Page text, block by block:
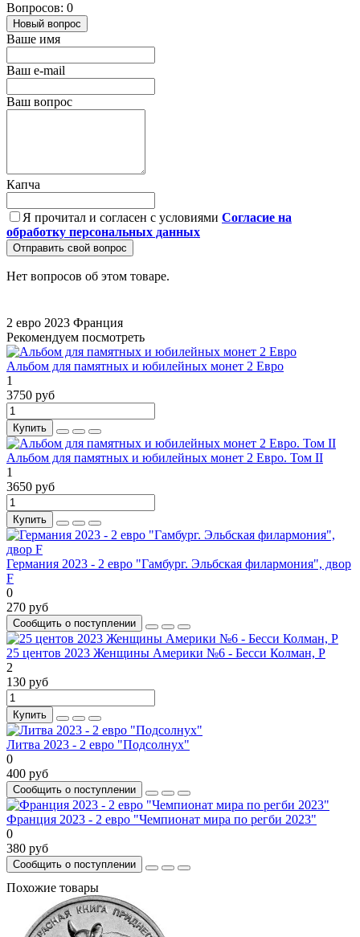
Вопросов: 0
Новый вопрос
Ваше имя
Ваш e-mail
Ваш вопрос
Капча
Я прочитал и согласен с условиями Согласие на
обработку персональных данных
Отправить свой вопрос
Нет вопросов об этом товаре.
2 евро 2023 Франция
Рекомендуем посмотреть
Альбом для памятных и юбилейных монет 2 Евро
1
3750 руб
Купить
Альбом для памятных и юбилейных монет 2 Евро. Том II
1
3650 руб
Купить
Германия 2023 - 2 евро "Гамбург. Эльбская филармония", двор
F
0
270 руб
Сообщить о поступлении
25 центов 2023 Женщины Америки №6 - Бесси Колман, P
2
130 руб
Купить
Литва 2023 - 2 евро "Подсолнух"
0
400 руб
Сообщить о поступлении
Франция 2023 - 2 евро "Чемпионат мира по регби 2023"
0
380 руб
Сообщить о поступлении
Похожие товары